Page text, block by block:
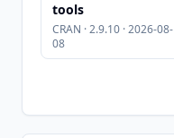
tools
CRAN · 2.9.10 · 2026-08-
08